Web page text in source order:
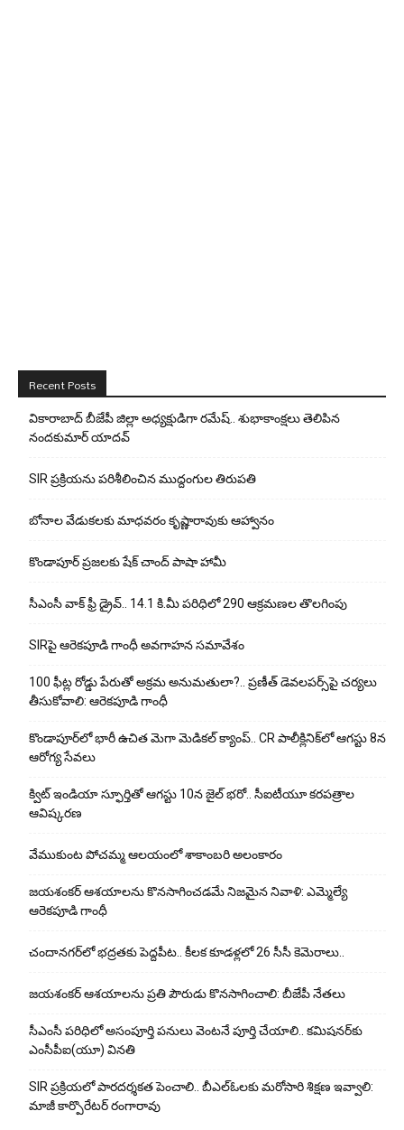
Recent Posts
వికారాబాద్ బీజేపీ జిల్లా అధ్యక్షుడిగా రమేష్‌.. శుభాకాంక్షలు తెలిపిన
నందకుమార్ యాదవ్
SIR ప్రక్రియను పరిశీలించిన ముద్దంగుల తిరుపతి
బోనాల వేడుకలకు మాధవరం కృష్ణారావుకు ఆహ్వానం
కొండాపూర్ ప్రజలకు షేక్ చాంద్ పాషా హామీ
సీఎంసీ వాక్ ఫ్రీ డ్రైవ్.. 14.1 కి.మీ పరిధిలో 290 ఆక్రమణల తొలగింపు
SIRపై ఆరెకపూడి గాంధీ అవగాహన సమావేశం
100 ఫీట్ల రోడ్డు పేరుతో అక్రమ అనుమతులా?.. ప్రణీత్ డెవలపర్స్‌పై చర్యలు
తీసుకోవాలి: ఆరెకపూడి గాంధీ
కొండాపూర్‌లో భారీ ఉచిత మెగా మెడికల్ క్యాంప్.. CR పాలీక్లినిక్‌లో ఆగస్టు 8న
ఆరోగ్య సేవలు
క్విట్ ఇండియా స్ఫూర్తితో ఆగస్టు 10న జైల్ భరో.. సీఐటీయూ కరపత్రాల
ఆవిష్కరణ
వేముకుంట పోచమ్మ ఆలయంలో శాకాంబరి అలంకారం
జయశంకర్ ఆశయాలను కొనసాగించడమే నిజమైన నివాళి: ఎమ్మెల్యే
ఆరెక‌పూడి గాంధీ
చందానగర్‌లో భద్రతకు పెద్దపీట.. కీలక కూడళ్లలో 26 సీసీ కెమెరాలు..
జయశంకర్ ఆశయాలను ప్రతి పౌరుడు కొనసాగించాలి: బీజేపీ నేతలు
సీఎంసీ పరిధిలో అసంపూర్తి పనులు వెంటనే పూర్తి చేయాలి.. కమిషనర్‌కు
ఎంసీపీఐ(యూ) వినతి
SIR ప్రక్రియలో పారదర్శకత పెంచాలి.. బీఎల్ఓలకు మరోసారి శిక్షణ ఇవ్వాలి:
మాజీ కార్పొరేటర్ రంగారావు